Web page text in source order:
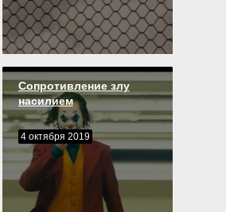
Сопротивление злу
насилием
4 октября 2019